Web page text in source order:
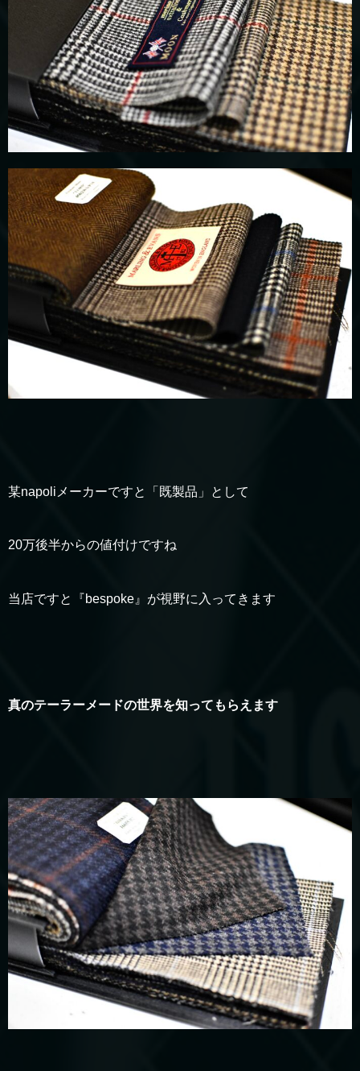
某napoliメーカーですと「既製品」として
20万後半からの値付けですね
当店ですと『bespoke』が視野に入ってきます
真のテーラーメードの世界を知ってもらえます